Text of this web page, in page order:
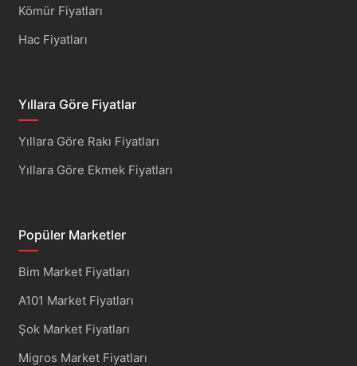
Kömür Fiyatları
Hac Fiyatları
Yıllara Göre Fiyatlar
Yıllara Göre Rakı Fiyatları
Yıllara Göre Ekmek Fiyatları
Popüler Marketler
Bim Market Fiyatları
A101 Market Fiyatları
Şok Market Fiyatları
Migros Market Fiyatları